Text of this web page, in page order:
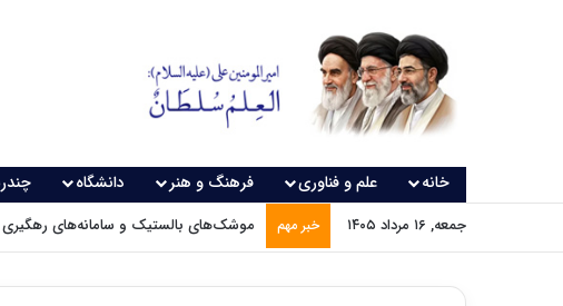
خانه علم و فناوری فرهنگ و هنر دانشگاه
جمعه, ۱۶ مرداد ۱۴۰۵ خبر مهم موشک‌های بالستیک و سامانه‌های رهگیری